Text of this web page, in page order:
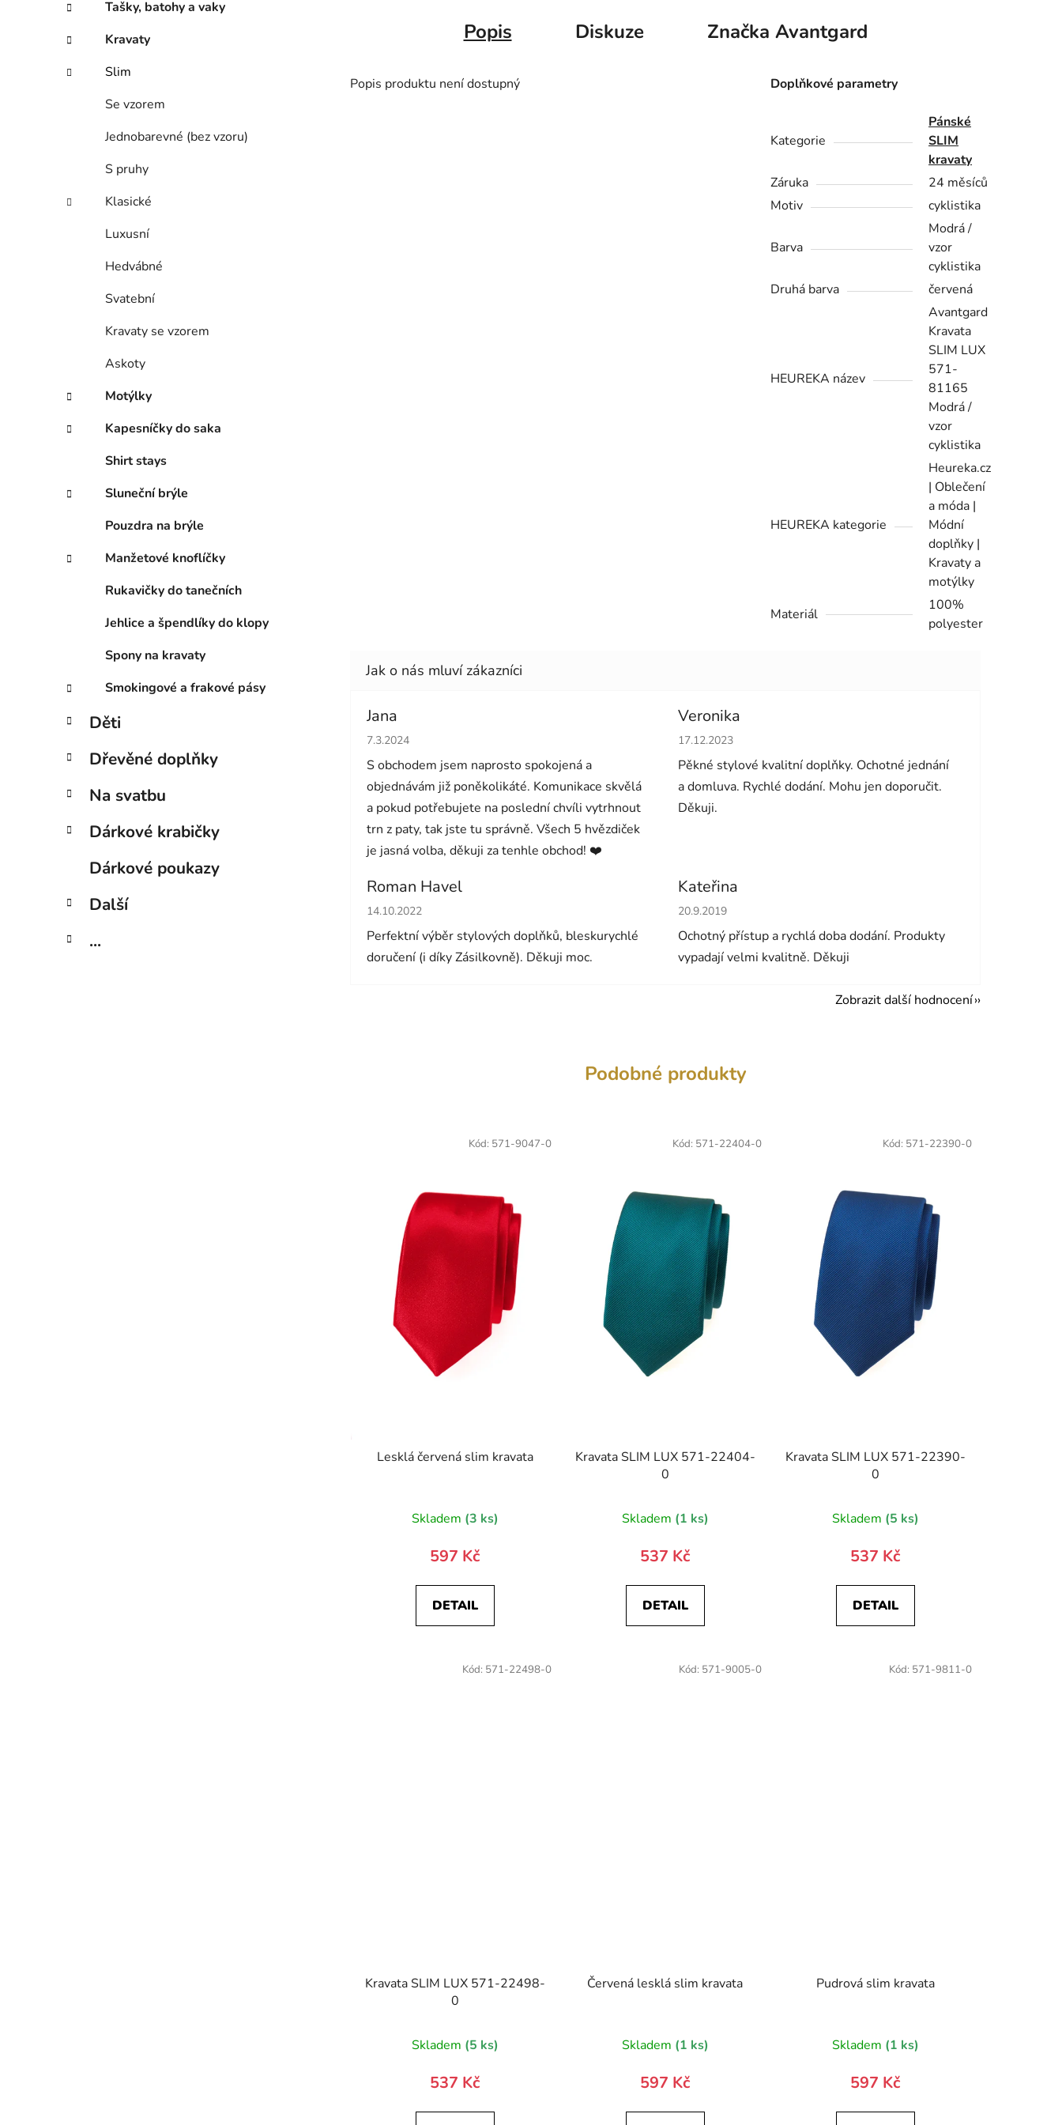
Tašky, batohy a vaky
Kravaty
Slim
Se vzorem
Jednobarevné (bez vzoru)
S pruhy
Klasické
Luxusní
Hedvábné
Svatební
Kravaty se vzorem
Askoty
Motýlky
Kapesníčky do saka
Shirt stays
Sluneční brýle
Pouzdra na brýle
Manžetové knoflíčky
Rukavičky do tanečních
Jehlice a špendlíky do klopy
Spony na kravaty
Smokingové a frakové pásy
Děti
Dřevěné doplňky
Na svatbu
Dárkové krabičky
Dárkové poukazy
Další
...
Popis Diskuze Značka Avantgard
Popis produktu není dostupný Doplňkové parametry
Kategorie
Pánské
SLIM
kravaty
Záruka
24 měsíců
Motiv
cyklistika
Barva
Modrá /
vzor
cyklistika
Druhá barva
červená
HEUREKA název
Avantgard
Kravata
SLIM LUX
571-
81165
Modrá /
vzor
cyklistika
HEUREKA kategorie
Heureka.cz
| Oblečení
a móda |
Módní
doplňky |
Kravaty a
motýlky
Materiál
100%
polyester
Jana
Hodnocení obchodu je 5 z 5 hvězdiček.
7.3.2024
S obchodem jsem naprosto spokojená a
objednávám již poněkolikáté. Komunikace skvělá
a pokud potřebujete na poslední chvíli vytrhnout
trn z paty, tak jste tu správně. Všech 5 hvězdiček
je jasná volba, děkuji za tenhle obchod! ❤️
Veronika
Hodnocení obchodu je 5 z 5 hvězdiček.
17.12.2023
Pěkné stylové kvalitní doplňky. Ochotné jednání
a domluva. Rychlé dodání. Mohu jen doporučit.
Děkuji.
Roman Havel
Hodnocení obchodu je 5 z 5 hvězdiček.
14.10.2022
Perfektní výběr stylových doplňků, bleskurychlé
doručení (i díky Zásilkovně). Děkuji moc.
Kateřina
Hodnocení obchodu je 5 z 5 hvězdiček.
20.9.2019
Ochotný přístup a rychlá doba dodání. Produkty
vypadají velmi kvalitně. Děkuji
Zobrazit další hodnocení
Podobné produkty
Lesklá červená slim kravata
Skladem (3 ks)
597 Kč
DETAIL
Kód: 571-9047-0
Kravata SLIM LUX 571-22404-
0
Skladem (1 ks)
537 Kč
DETAIL
Kód: 571-22404-0
Kravata SLIM LUX 571-22390-
0
Skladem (5 ks)
537 Kč
DETAIL
Kód: 571-22390-0
Kravata SLIM LUX 571-22498-
0
Skladem (5 ks)
537 Kč
Kód: 571-22498-0
Červená lesklá slim kravata
hodnocení
produktu
5,0
Skladem (1 ks)
597 Kč
Kód: 571-9005-0
Pudrová slim kravata
Skladem (1 ks)
597 Kč
Kód: 571-9811-0